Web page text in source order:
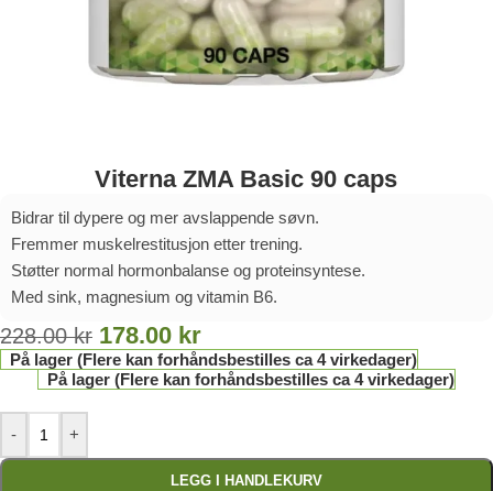
Viterna ZMA Basic 90 caps
Bidrar til dypere og mer avslappende søvn.
Fremmer muskelrestitusjon etter trening.
Støtter normal hormonbalanse og proteinsyntese.
Med sink, magnesium og vitamin B6.
228.00kr 178.00 kr
På lager (Flere kan forhåndsbestilles ca 4 virkedager)
På lager (Flere kan forhåndsbestilles ca 4 virkedager)
- +
LEGG I HANDLEKURV